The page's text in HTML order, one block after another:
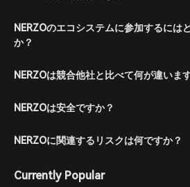
NERZOのエコシステムに参加するには
か？
NERZOは競合他社と比べて何が違いま
NERZOは安全ですか？
NERZOに関連するリスクは何ですか？
Currently Popular